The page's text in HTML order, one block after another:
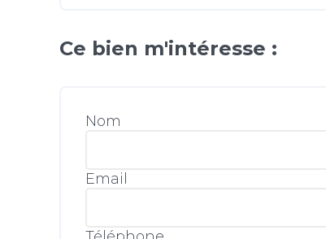
Ce bien m'intéresse :
Nom
Email